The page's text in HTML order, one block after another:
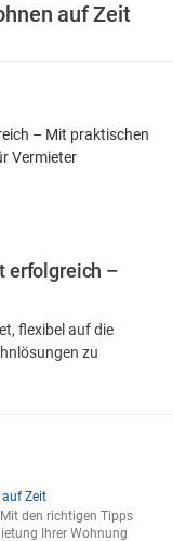
auf Zeit
erfolgreich –
flexibel auf die
zu
Zeit
den richtigen Tipps
Ihrer Wohnung